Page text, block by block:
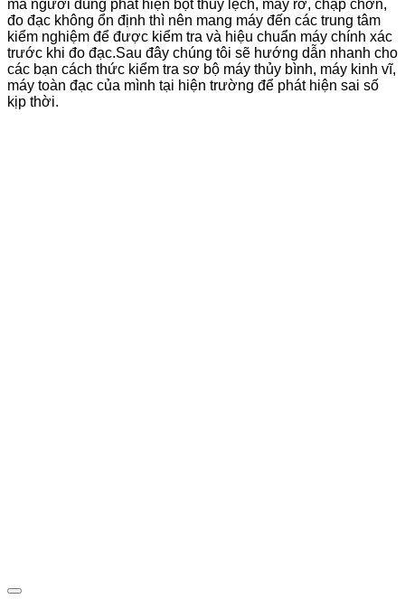
mà người dùng phát hiện bọt thủy lệch, máy rơ, chập chờn,
đo đạc không ổn định thì nên mang máy đến các trung tâm
kiểm nghiệm để được kiểm tra và hiệu chuẩn máy chính xác
trước khi đo đạc.Sau đây chúng tôi sẽ hướng dẫn nhanh cho
các bạn cách thức kiểm tra sơ bộ máy thủy bình, máy kinh vĩ,
máy toàn đạc của mình tại hiện trường để phát hiện sai số
kịp thời.